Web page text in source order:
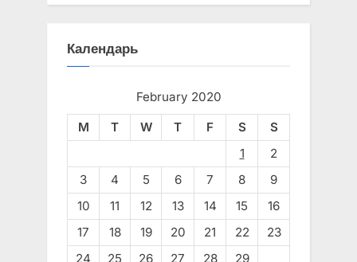
Календарь
February 2020
M
T W T F S
S
1
2
3
4 5 6 7 8
9
10
11 12 13 14 15
16
17
18 19 20 21 22
23
24
25 26 27 28 29